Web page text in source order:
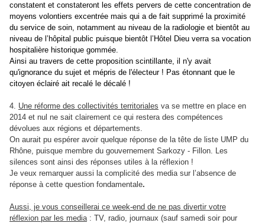
constatent et constateront les effets pervers de cette concentration de
moyens volontiers excentrée mais qui a de fait supprimé la proximité
du service de soin, notamment au niveau de la radiologie et bientôt au
niveau de l’hôpital public puisque bientôt l’Hôtel Dieu verra sa vocation
hospitalière historique gommée.
Ainsi au travers de cette proposition scintillante, il n'y avait
qu'ignorance du sujet et mépris de l'électeur ! Pas étonnant que le
citoyen éclairé ait recalé le décalé !
4. Une réforme des collectivités territoriales va se mettre en place en
2014 et nul ne sait clairement ce qui restera des compétences
dévolues aux régions et départements.
On aurait pu espérer avoir quelque réponse de la tête de liste UMP du
Rhône, puisque membre du gouvernement Sarkozy - Fillon. Les
silences sont ainsi des réponses utiles à la réflexion !
Je veux remarquer aussi la complicité des media sur l’absence de
réponse à cette question fondamentale.
Aussi, je vous conseillerai ce week-end de ne pas divertir votre
réflexion par les media: TV, radio, journaux (sauf samedi soir pour